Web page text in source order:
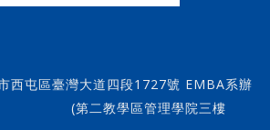
西屯區臺灣大道四段1727號 EMBA系辦
區管理學院三樓